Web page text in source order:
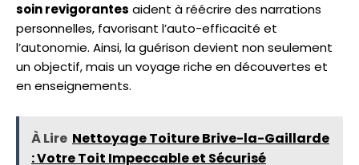
soin revigorantes aident à réécrire des narrations
personnelles, favorisant l’auto-efficacité et
l’autonomie. Ainsi, la guérison devient non seulement
un objectif, mais un voyage riche en découvertes et
en enseignements.
À Lire Nettoyage Toiture Brive-la-Gaillarde
: Votre Toit Impeccable et Sécurisé